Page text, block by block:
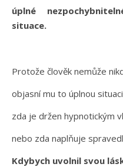
úplné
situace.
Protože člověk nemůže
objasní mu to úplnou
zda je držen hypnotickým
nebo zda naplňuje
Kdybych uvolnil svou